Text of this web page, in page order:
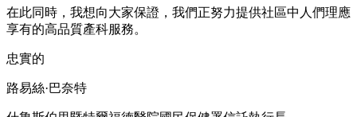
在此同時，我想向大家保證，我們正努力提供社區中人們理應
享有的高品質產科服務。
忠實的
路易絲·巴奈特